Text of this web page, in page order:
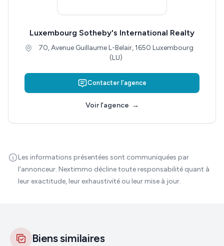
Luxembourg Sotheby's International Realty
70, Avenue Guillaume L-Belair, 1650 Luxembourg
(LU)
Contacter l’agence
Voir l’agence →
Les informations présentées sont communiquées par
l’annonceur. Nextimmo décline toute responsabilité quant à
leur exactitude, leur exhaustivité ou leur mise à jour.
Biens similaires